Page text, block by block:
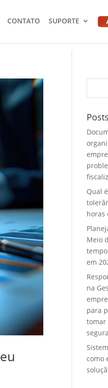
CONTATO SUPORTE
Qual
horas
Meio
em
na
para
tomar
como